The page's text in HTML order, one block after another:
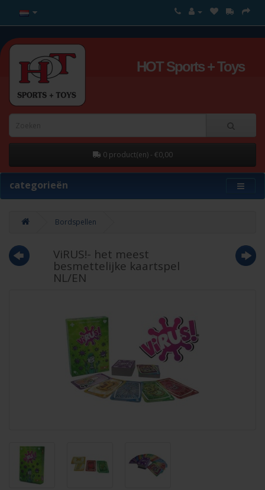
HOT Sports + Toys
0 product(en) - €0,00
categorieën
Bordspellen
ViRUS!- het meest
besmettelijke kaartspel
NL/EN